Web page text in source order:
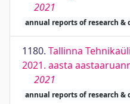
2021
annual reports of research
1180. Tallinna
2021. aasta
2021
annual reports of research